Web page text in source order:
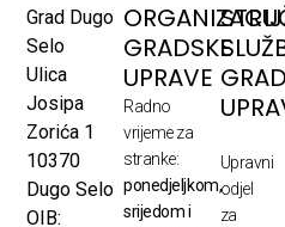
Grad Dugo
Selo
Ulica
Josipa
Zorića 1
10370
Dugo Selo
OIB:
GRADSKE
UPRAVE
Radno
vrijeme za
stranke:
ponedjeljkom,
srijedom i
Upravni
odjel
za